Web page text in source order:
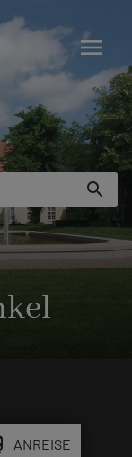
search
menu
ANREISE